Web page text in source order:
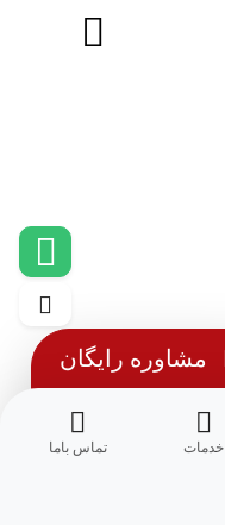
خدمات تماس باما
مشاوره رایگان